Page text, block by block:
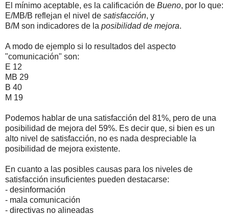
El mínimo aceptable, es la calificación de Bueno, por lo que:
E/MB/B reflejan el nivel de satisfacción, y
B/M son indicadores de la posibilidad de mejora.
A modo de ejemplo si lo resultados del aspecto
"comunicación" son:
E 12
MB 29
B 40
M 19
Podemos hablar de una satisfacción del 81%, pero de una
posibilidad de mejora del 59%. Es decir que, si bien es un
alto nivel de satisfacción, no es nada despreciable la
posibilidad de mejora existente.
En cuanto a las posibles causas para los niveles de
satisfacción insuficientes pueden destacarse:
- desinformación
- mala comunicación
- directivas no alineadas